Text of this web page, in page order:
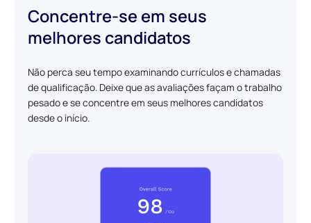
Concentre-se em seus
melhores candidatos
Não perca seu tempo examinando currículos e chamadas
de qualificação. Deixe que as avaliações façam o trabalho
pesado e se concentre em seus melhores candidatos
desde o início.